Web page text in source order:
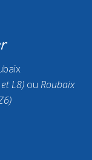
L8)ou Roubaix